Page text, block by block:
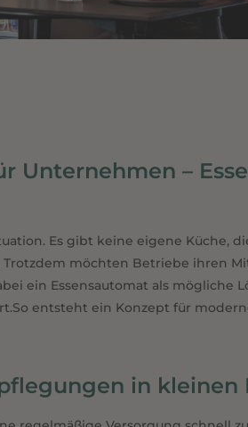
als smarte und flexible Lösung für
Unternehmen –
Es gibt keine eigene Küche,
möchten Betriebe ihren
ein Essensautomat als mögliche
entsteht ein Konzept für
in kleinen